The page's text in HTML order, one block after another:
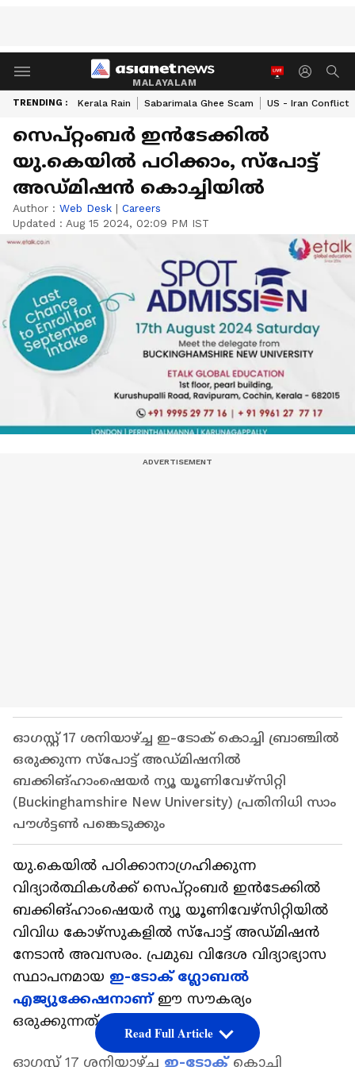
MALAYALAM
TRENDING : Kerala Rain Sabarimala Ghee Scam US - Iran Conflict
സെപ്റ്റംബർ ഇൻടേക്കിൽ
യു.കെയിൽ പഠിക്കാം, സ്പോട്ട്
അഡ്മിഷൻ കൊച്ചിയിൽ
Author : Web Desk | Careers
Updated : Aug 15 2024, 02:09 PM IST
ഓ​ഗസ്റ്റ് 17 ശനിയാഴ്ച്ച ഇ-ടോക് കൊച്ചി ബ്രാഞ്ചിൽ
ഒരുക്കുന്ന സ്പോട്ട് അഡ്മിഷനിൽ
ബക്കിങ്ഹാംഷെയർ ന്യൂ യൂണിവേഴ്സിറ്റി
(Buckinghamshire New University) പ്രതിനിധി സാം
പൗൾട്ടൺ പങ്കെടുക്കും
യു.കെയിൽ പഠിക്കാനാ​ഗ്രഹിക്കുന്ന
വിദ്യാർത്ഥികൾക്ക് സെപ്റ്റംബർ ഇൻടേക്കിൽ
ബക്കിങ്ഹാംഷെയർ ന്യൂ യൂണിവേഴ്സിറ്റിയിൽ
വിവിധ കോഴ്സുകളിൽ സ്പോട്ട് അഡ്മിഷൻ
നേടാൻ അവസരം. പ്രമുഖ വിദേശ വിദ്യാഭ്യാസ
സ്ഥാപനമായ ഇ-ടോക് ​ഗ്ലോബൽ
എജ്യുക്കേഷനാണ്ഈ സൗകര്യം
ഒരുക്കുന്നത്.
ഓ​ഗസ്റ്റ് 17 ശനിയാഴ്ച്ച ഇ-ടോക്കൊച്ചി
Read Full Article